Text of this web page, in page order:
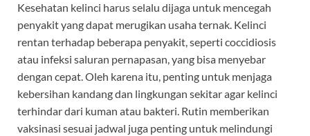
Kesehatan kelinci harus selalu dijaga untuk mencegah
penyakit yang dapat merugikan usaha ternak. Kelinci
rentan terhadap beberapa penyakit, seperti coccidiosis
atau infeksi saluran pernapasan, yang bisa menyebar
dengan cepat. Oleh karena itu, penting untuk menjaga
kebersihan kandang dan lingkungan sekitar agar kelinci
terhindar dari kuman atau bakteri. Rutin memberikan
vaksinasi sesuai jadwal juga penting untuk melindungi